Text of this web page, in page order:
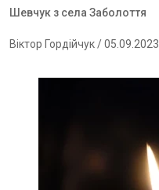
Шевчук з села Заболоття
Віктор Гордійчук/ 05.09.2023